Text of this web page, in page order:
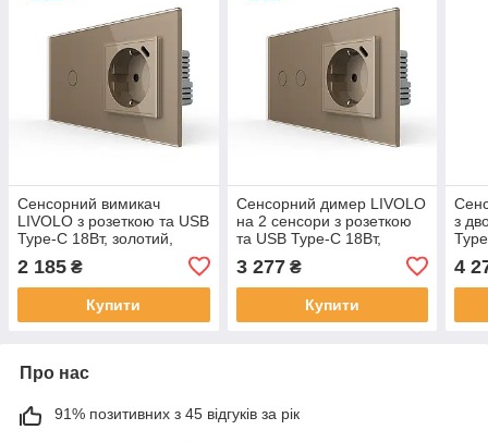
Сенсорний вимикач
LIVOLO з розеткою та USB
Type-C 18Вт, золотий,
шторками, 16А 230В
2 185 ₴
Купити
Сенсорний димер LIVOLO
на 2 сенсори з розеткою
та USB Type-C 18Вт,
золотий, розетка 16А 230В
із заземленням
3 277₴
Купити
з
4
Про нас
91% позитивних з 45 відгуків за рік